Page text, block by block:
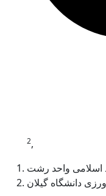
2,
اسلامی واحد رشت
دانشگاه گیلان